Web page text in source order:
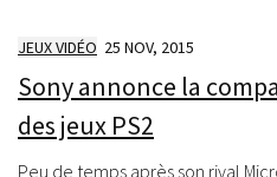
JEUX VIDÉO 25 NOV, 2015
Sony annonce la
des jeux PS2
Peu de temps après son rival